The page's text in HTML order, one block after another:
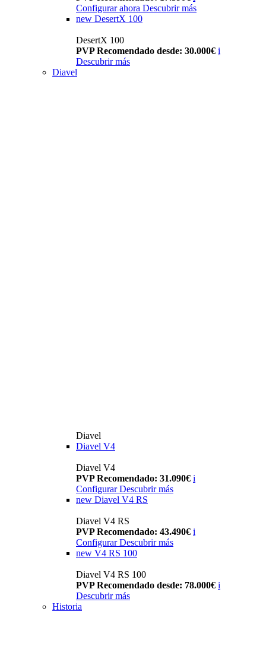
Configurar ahora Descubrir más
new DesertX 100
DesertX 100
PVP Recomendado desde: 30.000€ i
Descubrir más
Diavel
Diavel
Diavel V4
Diavel V4
PVP Recomendado: 31.090€ i
Configurar Descubrir más
new Diavel V4 RS
Diavel V4 RS
PVP Recomendado: 43.490€ i
Configurar Descubrir más
new V4 RS 100
Diavel V4 RS 100
PVP Recomendado desde: 78.000€ i
Descubrir más
Historia